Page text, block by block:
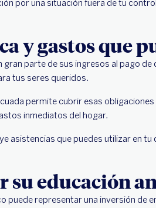
por una situación fuera de tu
y gastos que
gran parte de sus ingresos al pago
tus seres queridos.
permite cubrir esas
inmediatos del hogar.
asistencias que puedes utilizar en
su educación
puede representar una inversión